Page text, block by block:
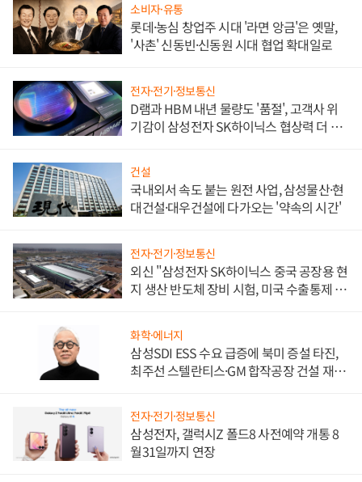
소비자·유통
롯데·농심 창업주 시대 '라면 앙금'은 옛말,
'사촌' 신동빈·신동원 시대 협업 확대일로
전자·전기·정보통신
D램과 HBM 내년 물량도 '품절', 고객사 위
기감이 삼성전자 SK하이닉스 협상력 더 키
건설
국내외서 속도 붙는 원전 사업, 삼성물산·현
대건설·대우건설에 다가오는 '약속의 시간'
전자·전기·정보통신
외신 "삼성전자 SK하이닉스 중국 공장용 현
지 생산 반도체 장비 시험, 미국 수출통제 대
화학·에너지
삼성SDI ESS 수요 급증에 북미 증설 타진,
최주선 스텔란티스·GM 합작공장 건설 재추
전자·전기·정보통신
삼성전자, 갤럭시Z 폴드8 사전예약 개통 8
월31일까지 연장